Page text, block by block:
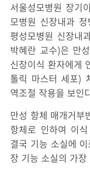
서울성모병원 장기
모병원 신장내과
평성모병원 신장내
박혜란 교수)은 만
신장이식 환자에게
톨릭 마스터 세포)
역조절 작용을 보인
만성 항체 매개거부
항체로 인하여 이
결국 기능 소실에
장 기능 소실의 가